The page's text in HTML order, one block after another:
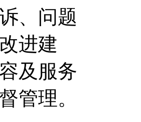
、问题
进建
及服务
管理。